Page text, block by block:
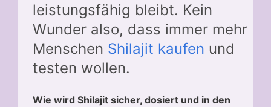
leistungsfähig bleibt. Kein
Wunder also, dass immer mehr
Menschen Shilajit kaufen und
testen wollen.
Wie wird Shilajit sicher, dosiert und in den